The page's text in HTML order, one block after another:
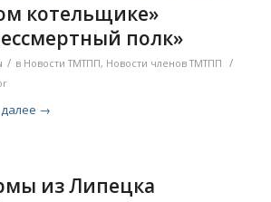
котельщике»
полк»
/ в Новости ТМТПП, Новости членов ТМТПП /
→
из Липецка